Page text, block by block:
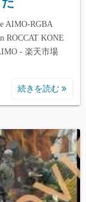
AIMO-RGBA
ROCCAT KONE
- 楽天市場
続きを読む